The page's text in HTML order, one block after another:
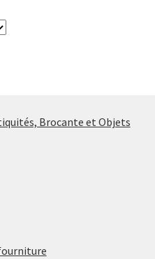
Brocante et Objets